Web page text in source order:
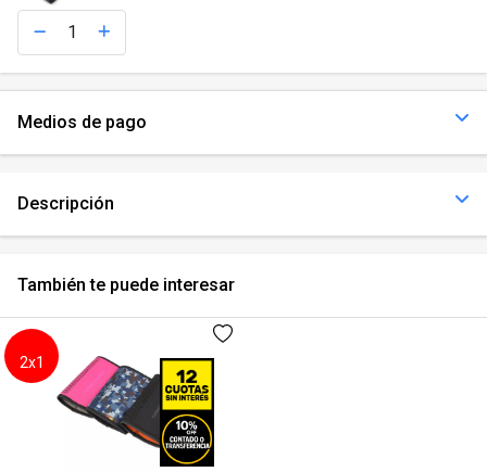
Medios de pago
Descripción
También te puede interesar
2x1